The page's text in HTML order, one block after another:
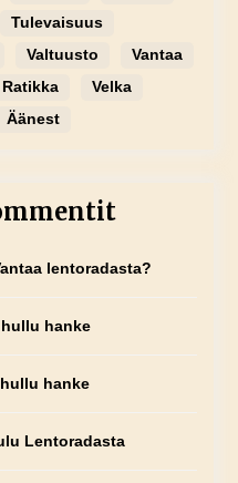
Tulevaisuus
Valtuusto
Vantaa
Velka
Äänest
lentoradasta?
hanke
hanke
Lentoradasta